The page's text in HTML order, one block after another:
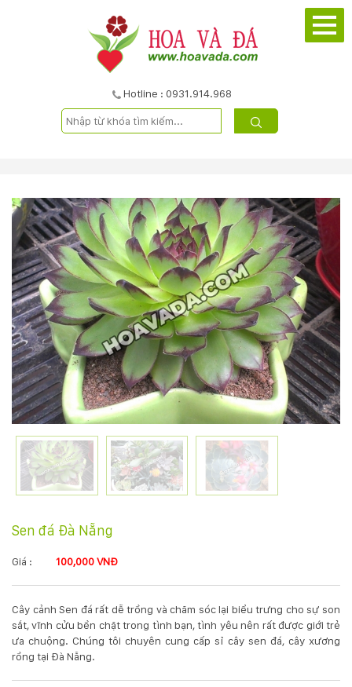
Hotline : 0931.914.968
SẢN
PHẨM
DỊCH
VỤ
KỸ
THUẬT
TRỒNG
CÂY
LIÊN
HỆ
Sen đá Đà Nẵng
Giá : 100,000 VNĐ
Cây cảnh Sen đá rất dễ trồng và chăm sóc lại biểu trưng cho sự son
sắt, vĩnh cửu bền chặt trong tình bạn, tình yêu nên rất được giới trẻ
ưa chuộng. Chúng tôi chuyên cung cấp sỉ cây sen đá, cây xương
rồng tại Đà Nẵng.